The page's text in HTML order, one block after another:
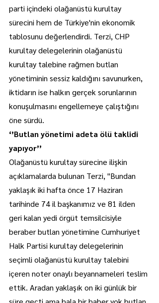
parti içindeki olağanüstü kurultay
sürecini hem de Türkiye'nin ekonomik
tablosunu değerlendirdi. Terzi, CHP
kurultay delegelerinin olağanüstü
kurultay talebine rağmen butlan
yönetiminin sessiz kaldığını savunurken,
iktidarın ise halkın gerçek sorunlarının
konuşulmasını engellemeye çalıştığını
öne sürdü.
‘’Butlan yönetimi adeta ölü taklidi
yapıyor’’
Olağanüstü kurultay sürecine ilişkin
açıklamalarda bulunan Terzi, "Bundan
yaklaşık iki hafta önce 17 Haziran
tarihinde 74 il başkanımız ve 81 ilden
geri kalan yedi örgüt temsilcisiyle
beraber butlan yönetimine Cumhuriyet
Halk Partisi kurultay delegelerinin
seçimli olağanüstü kurultay talebini
içeren noter onaylı beyannameleri teslim
ettik. Aradan yaklaşık on iki günlük bir